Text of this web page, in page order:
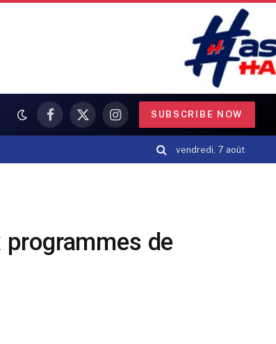
Facebook
X
(Twitter)
Instagram
SUBSCRIBE NOW
vendredi, 7 août
de